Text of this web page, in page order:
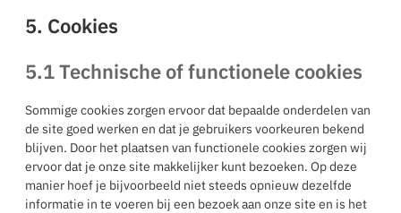
5. Cookies
5.1 Technische of functionele cookies
Sommige cookies zorgen ervoor dat bepaalde onderdelen van
de site goed werken en dat je gebruikers voorkeuren bekend
blijven. Door het plaatsen van functionele cookies zorgen wij
ervoor dat je onze site makkelijker kunt bezoeken. Op deze
manier hoef je bijvoorbeeld niet steeds opnieuw dezelfde
informatie in te voeren bij een bezoek aan onze site en is het